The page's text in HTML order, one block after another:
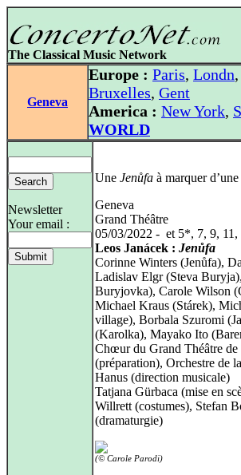
The Classical Music Network
Geneva
Europe : Paris, Londn,
Bruxelles, Gent
America : New York,
WORLD
Newsletter
Your email :
Une Jenůfa à marquer
Geneva
Grand Théâtre
05/03/2022 - et 5*, 7, 9, 11,
Leos Janácek : Jenůfa
Corinne Winters (Jenůfa),
Ladislav Elgr (Steva
Buryjovka), Carole Wilson
Michael Kraus (Stárek),
village), Borbala Szuromi
(Karolka), Mayako Ito
Chœur du Grand Théâtre
(préparation), Orchestre de
Hanus (direction musicale)
Tatjana Gürbaca (mise en
Willrett (costumes), Stefan
(dramaturgie)
(© Carole Parodi)